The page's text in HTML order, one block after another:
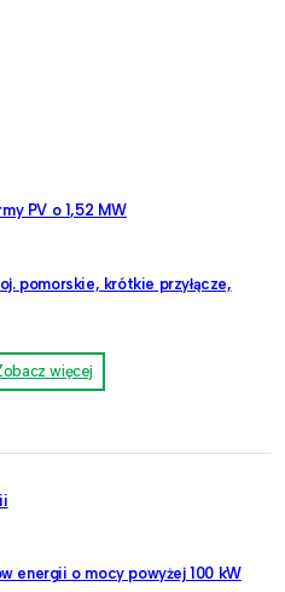
PV o 1,52 MW
pomorskie, krótkie przyłącze,
więcej
energii o mocy powyżej 100 kW